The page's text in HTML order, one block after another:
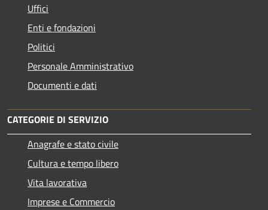
Uffici
Enti e fondazioni
Politici
Personale Amministrativo
Documenti e dati
CATEGORIE DI SERVIZIO
Anagrafe e stato civile
Cultura e tempo libero
Vita lavorativa
Imprese e Commercio